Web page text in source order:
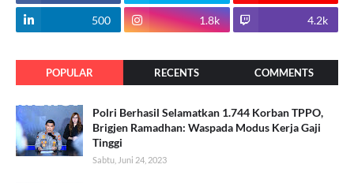
500 1.8k 4.2k
POPULAR RECENTS COMMENTS
Polri Berhasil Selamatkan 1.744 Korban TPPO,
Brigjen Ramadhan: Waspada Modus Kerja Gaji
Tinggi
Sabtu, Juni 24, 2023